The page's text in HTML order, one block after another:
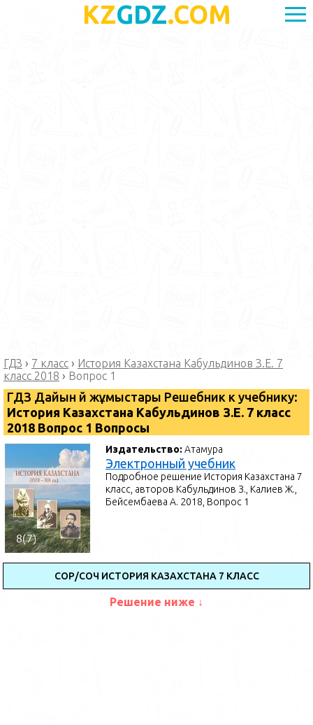
KZGDZ.COM
ГДЗ › 7 класс › История Казахстана Кабульдинов З.Е. 7
класс 2018 › Вопрос 1
ГДЗ Дайын үй жұмыстары Решебник к учебнику:
История Казахстана Кабульдинов З.Е. 7 класс
2018 Вопрос 1 Вопросы
Издательство:Атамура
Электронный учебник
Подробное решение История Казахстана 7
класс, авторов Кабульдинов З., Калиев Ж.,
Бейсембаева А. 2018, Вопрос 1
СОР/СОЧ ИСТОРИЯ КАЗАХСТАНА 7 КЛАСС
Решение ниже ↓